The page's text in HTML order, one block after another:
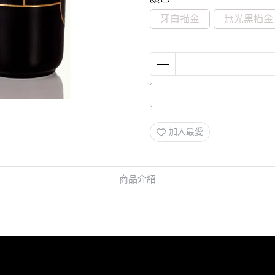
牙白描金
無光黑描金
加入最愛
商品介紹